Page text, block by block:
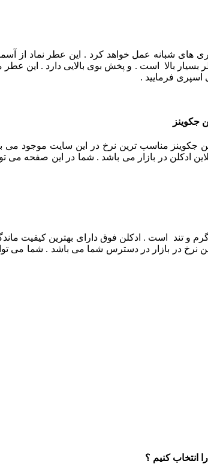
های شبانه عمل خواهد کرد . این عطر نماد از
بسیار بالا است . و پخش بوی بالایی دارد . این عطر
جکوینز
جکوینز مناسب ترین نرخ در این سایت موجود می
در بازار می باشد . شما در این صفحه می
انتخاب کنیم ؟